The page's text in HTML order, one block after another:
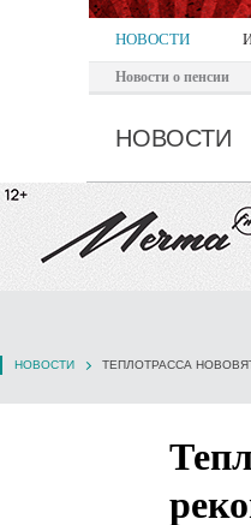
НОВОСТИ
Новости о пенсии
НОВОСТИ
НОВОСТИ ТЕПЛОТРАССА